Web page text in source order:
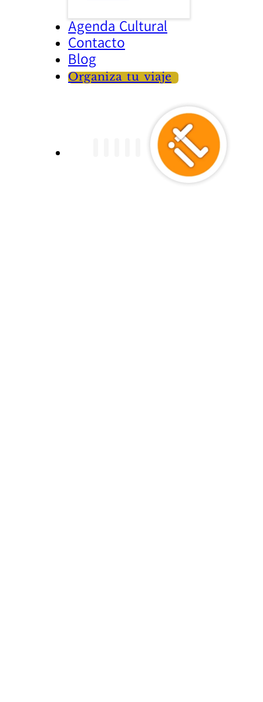
Agenda Cultural
Contacto
Blog
Organiza tu viaje